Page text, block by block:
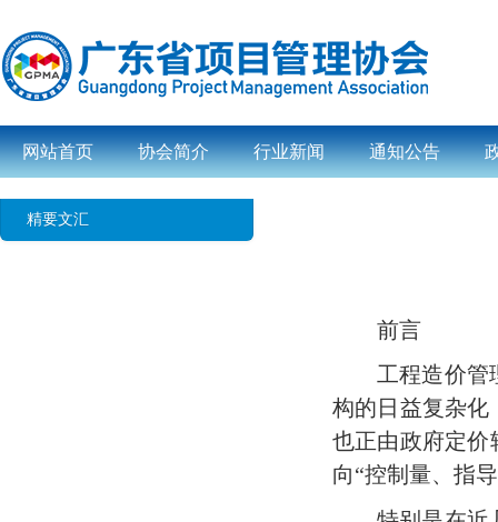
网站首页 协会简介 行业新闻 通知公告
精要文汇
前言
工程造价管
构的日益复杂
也正由政府定价
向“控制量、指